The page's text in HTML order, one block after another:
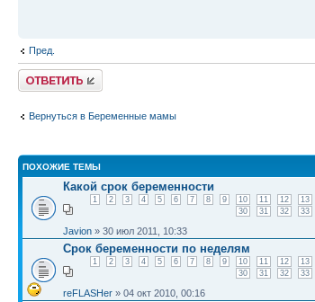
Пред.
Ответить
Вернуться в Беременные мамы
ПОХОЖИЕ ТЕМЫ
Какой срок беременности
1 2 3 4 5 6 7 8 9 10 11 12 13
30
31 32 33
Javion » 30 июл 2011, 10:33
Срок беременности по неделям
1 2 3 4 5 6 7 8 9 10 11 12 13
30
31 32 33
reFLASHer » 04 окт 2010, 00:16